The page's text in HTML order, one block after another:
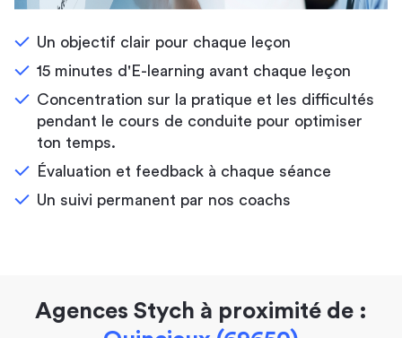
Un objectif clair pour chaque leçon
15 minutes d'E-learning avant chaque leçon
Concentration sur la pratique et les difficultés
pendant le cours de conduite pour optimiser
ton temps.
Évaluation et feedback à chaque séance
Un suivi permanent par nos coachs
Agences Stych à proximité de :